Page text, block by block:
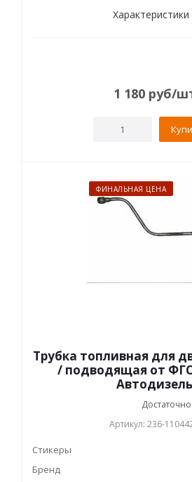
Характеристики
1 180руб/
ФИНАЛЬНАЯ ЦЕНА
Трубка топливная для
/ подводящая от
Автодизель
Достаточно
Артикул: 236-
Стикеры
Бренд